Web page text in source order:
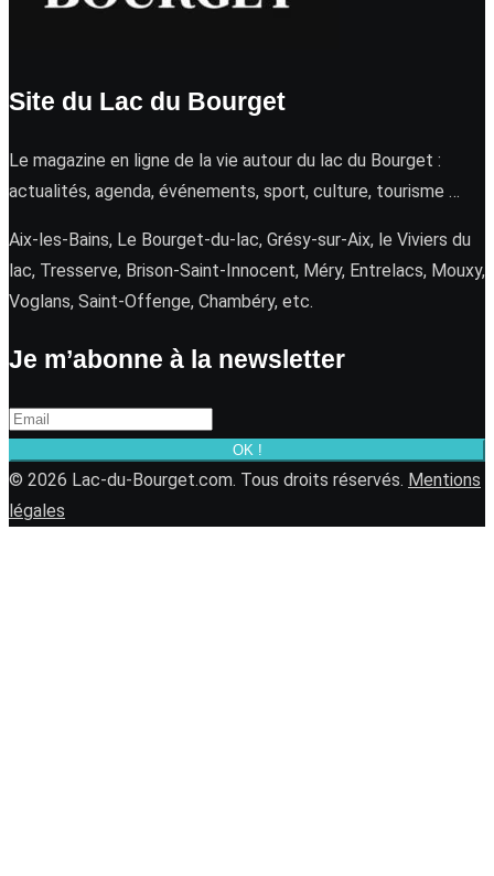
Site du Lac du Bourget
Le magazine en ligne de la vie autour du lac du Bourget :
actualités, agenda, événements, sport, culture, tourisme …
Aix-les-Bains, Le Bourget-du-lac, Grésy-sur-Aix, le Viviers du
lac, Tresserve, Brison-Saint-Innocent, Méry, Entrelacs, Mouxy,
Voglans, Saint-Offenge, Chambéry, etc.
Je m’abonne à la newsletter
OK !
© 2026 Lac-du-Bourget.com. Tous droits réservés. Mentions
légales